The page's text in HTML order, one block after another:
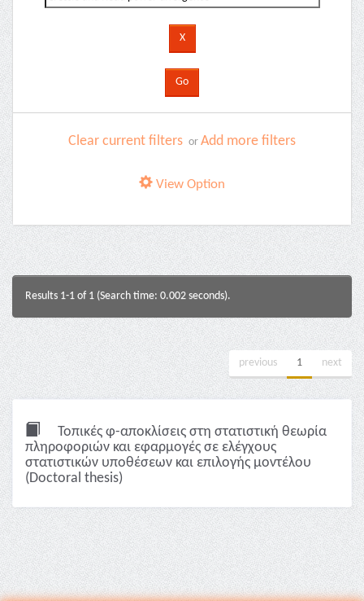
Clear current filters or Add more filters
View Option
Results 1-1 of 1 (Search time: 0.002 seconds).
previous 1 next
Τοπικές φ-αποκλίσεις στη στατιστική θεωρία
πληροφοριών και εφαρμογές σε ελέγχους
στατιστικών υποθέσεων και επιλογής μοντέλου
(Doctoral thesis)